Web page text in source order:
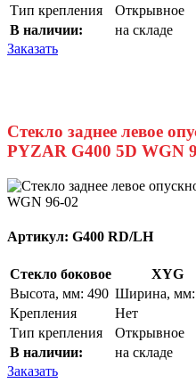
Тип крепления
Открывное
В наличии:
на складе
Заказать
Стекло заднее левое
PYZAR G400 5D WGN
Артикул: G400 RD/LH
Стекло боковое
XYG
Высота, мм: 490 Ширина, мм:
Крепления
Нет
Тип крепления
Открывное
В наличии:
на складе
Заказать